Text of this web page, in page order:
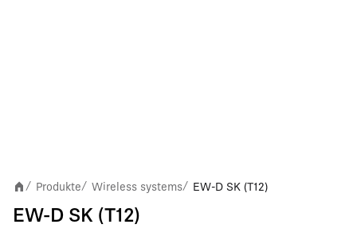
/ Produkte/ Wireless systems/ EW-D SK (T12)
EW-D SK (T12)